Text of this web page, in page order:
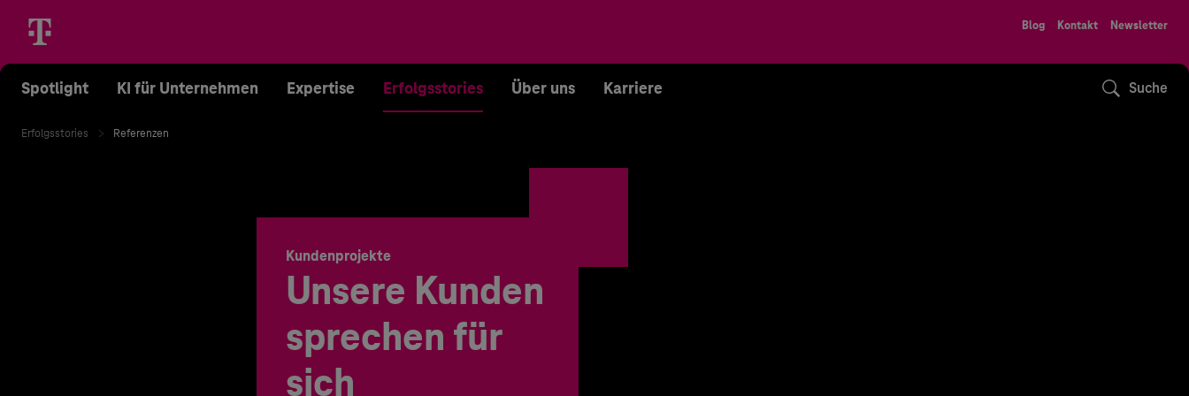
Blog Kontakt Newsletter
Spotlight KI für Unternehmen Expertise Erfolgsstories Über uns Karriere Suche
Erfolgsstories Referenzen
Kundenprojekte
Unsere Kunden
sprechen für
sich